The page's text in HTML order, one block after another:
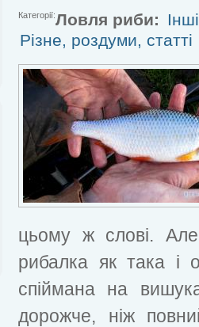
Категорії:Ловля риби:
Різне, роздуми, статті
цьому ж слові.
рибалка як така і
спіймана на
дорожче, ніж